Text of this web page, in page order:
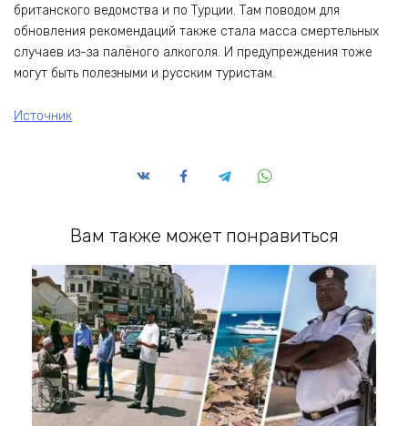
британского ведомства и по Турции. Там поводом для
обновления рекомендаций также стала масса смертельных
случаев из-за палёного алкоголя. И предупреждения тоже
могут быть полезными и русским туристам.
Источник
Вам также может понравиться